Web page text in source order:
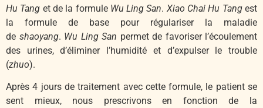
Hu Tang et de la formule Wu Ling San. Xiao Chai Hu Tangest
la formule de base pour régulariser la maladie
de shaoyang. Wu Ling San permet de favoriser l’écoulement
des urines, d’éliminer l’humidité et d’expulser le trouble
(zhuo).
Après 4 jours de traitement avec cette formule, le patient se
sent mieux, nous prescrivons en fonction de la